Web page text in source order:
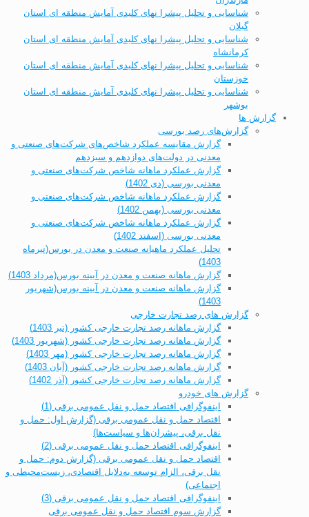
شناسایی و تحلیل پیشرا نهای کلیدی آمایش منطقه ای استان
گیلان
شناسایی و تحلیل پیشرا نهای کلیدی آمایش منطقه ای استان
کرمانشاه
شناسایی و تحلیل پیشرا نهای کلیدی آمایش منطقه ای استان
خوزستان
شناسایی و تحلیل پیشرا نهای کلیدی آمایش منطقه ای استان
بوشهر
گزارش ها
گزارش‌های رصد بورسی
گزارش مقایسه عملکرد شاخص‌های شرکت‌های صنعتی و
معدنی در دولت‌های دوازدهم و سیزدهم
گزارش عملکرد ماهانه شاخص شرکت‌های صنعتی و
معدنی بورسی (دی 1402)
گزارش عملکرد ماهانه شاخص شرکت‌های صنعتی و
معدنی بورسی (بهمن 1402)
گزارش عملکرد ماهانه شاخص شرکت‌های صنعتی و
معدنی بورسی (اسفند 1402)
تحلیل عملکرد ماهیانه صنعت و معدن در بورس(تیرماه
1403)
گزارش ماهانه صنعت و معدن در آیینه بورس(مرداد 1403)
گزارش ماهانه صنعت و معدن در آیینه بورس(شهریور
1403)
گزارش های رصد تجارت خارجی
گزارش ماهانه رصد تجارت خارجی کشور (تیر 1403)
گزارش ماهانه رصد تجارت خارجی کشور (شهریور 1403)
گزارش ماهانه رصد تجارت خارجی کشور (مهر 1403)
گزارش ماهانه رصد تجارت خارجی کشور (آبان 1403)
گزارش ماهانه رصد تجارت خارجی کشور (آذر 1402)
گزارش های خودرو
اینفوگرافی اقتصاد حمل و نقل عمومی برقی (1)
اقتصاد حمل و نقل عمومی برقی (گزارش اول: حمل و
نقل برقی، پیشران‌ها و سیاست‌ها)
اینفوگرافی اقتصاد حمل و نقل عمومی برقی (2)
اقتصاد حمل و نقل عمومی برقی (گزارش دوم: حمل و
نقل برقی، الزام توسعه به‌دلایل اقتصادی، زیست‌محیطی و
اجتماعی)
اینفوگرافی اقتصاد حمل و نقل عمومی برقی (3)
گزارش سوم اقتصاد حمل و نقل عمومی برقی